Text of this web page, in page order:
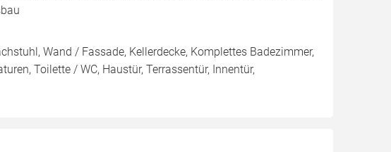
Wand / Fassade, Kellerdecke, Komplettes Badezimmer,
Toilette / WC, Haustür, Terrassentür, Innentür,